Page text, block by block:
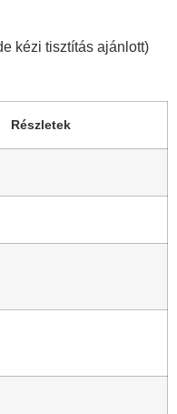
kézi tisztítás ajánlott)
Részletek